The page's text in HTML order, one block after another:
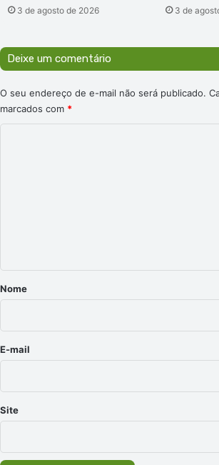
3 de agosto de 2026 3 de
Deixe um comentário
O seu endereço de e-mail não será publicado.
marcados com *
r
*
Nome
E-mail
Site